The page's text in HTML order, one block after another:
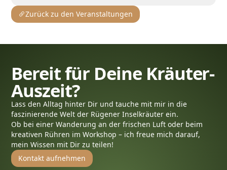
Zurück zu den Veranstaltungen
Bereit für Deine Kräuter-
Auszeit?
Lass den Alltag hinter Dir und tauche mit mir in die
faszinierende Welt der Rügener Inselkräuter ein.
Ob bei einer Wanderung an der frischen Luft oder beim
kreativen Rühren im Workshop – ich freue mich darauf,
mein Wissen mit Dir zu teilen!
Kontakt aufnehmen